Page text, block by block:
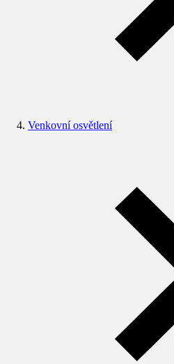
Venkovní osvětlení